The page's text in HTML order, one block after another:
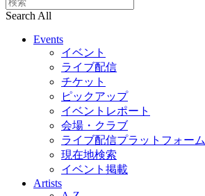
Search All
Events
イベント
ライブ配信
チケット
ピックアップ
イベントレポート
会場・クラブ
ライブ配信プラットフォーム
現在地検索
イベント掲載
Artists